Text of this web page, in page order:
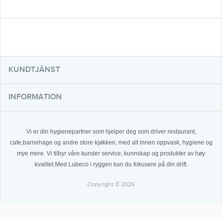
KUNDTJÄNST
INFORMATION
Vi er din hygienepartner som hjelper deg som driver restaurant,
cafe,barnehage og andre store kjøkken, med alt innen oppvask, hygiene og
mye mere. Vi tilbyr våre kunder service, kunnskap og produkter av høy
kvalitet.Med Lubeco i ryggen kan du fokusere på din drift.
Copyright © 2026